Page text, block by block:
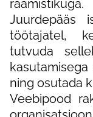
raamistikuga.
Juurdepääs
töötajatel,
tutvuda
ning osutada
Veebipood